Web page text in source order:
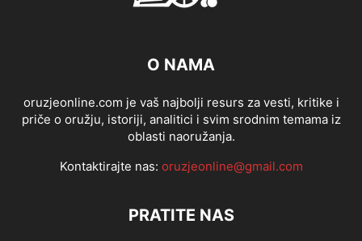
O NAMA
oruzjeonline.com je vaš najbolji resurs za vesti, kritike i
priče o oružju, istoriji, analitici i svim srodnim temama iz
oblasti naoružanja.
Kontaktirajte nas: oruzjeonline@gmail.com
PRATITE NAS